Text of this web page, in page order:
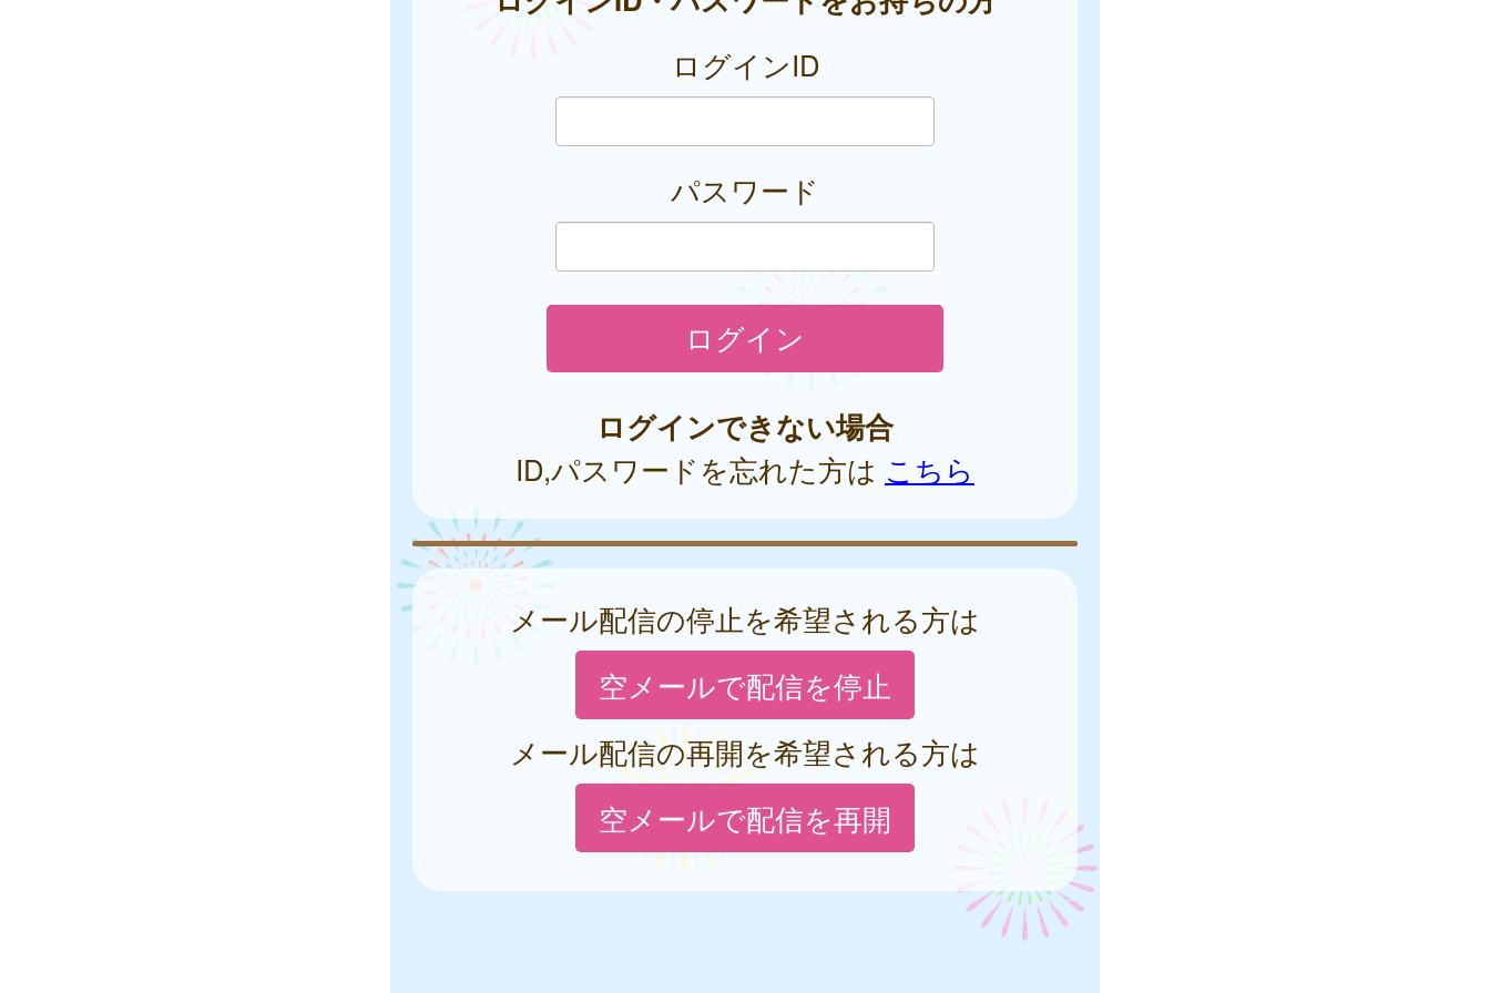
ログインID
パスワード
ログインできない場合
ID,パスワードを忘れた方は こちら
メール配信の停止を希望される方は
空メールで配信を停止
メール配信の再開を希望される方は
空メールで配信を再開